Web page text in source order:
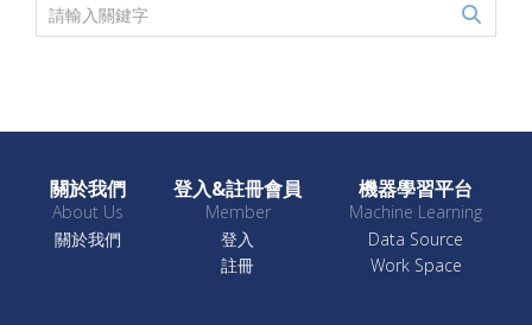
關於我們
About Us
關於我們
登入&註冊會員
Member
登入
註冊
機器學習平台
Machine Learning
Data Source
Work Space